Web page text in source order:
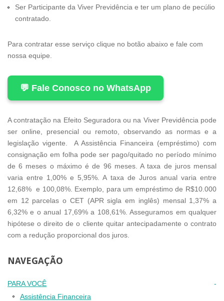
Ser Participante da Viver Previdência e ter um plano de pecúlio
contratado.
Para contratar esse serviço clique no botão abaixo e fale com
nossa equipe.
💬 Fale Conosco no WhatsApp
A contratação na Efeito Seguradora ou na Viver Previdência pode
ser online, presencial ou remoto, observando as normas e a
legislação vigente. A Assistência Financeira (empréstimo) com
consignação em folha pode ser pago/quitado no período mínimo
de 6 meses o máximo é de 96 meses. A taxa de juros mensal
varia entre 1,00% e 5,95%. A taxa de Juros anual varia entre
12,68% e 100,08%. Exemplo, para um empréstimo de R$10.000
em 12 parcelas o CET (APR sigla em inglês) mensal 1,37% a
6,32% e o anual 17,69% a 108,61%. Asseguramos em qualquer
hipótese o direito de o cliente quitar antecipadamente o contrato
com a redução proporcional dos juros.
NAVEGAÇÃO
PARA VOCÊ
Assistência Financeira